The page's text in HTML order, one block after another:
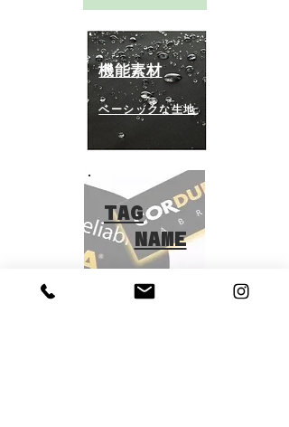
機能素材
ベーシックな生地
TAG
NAME